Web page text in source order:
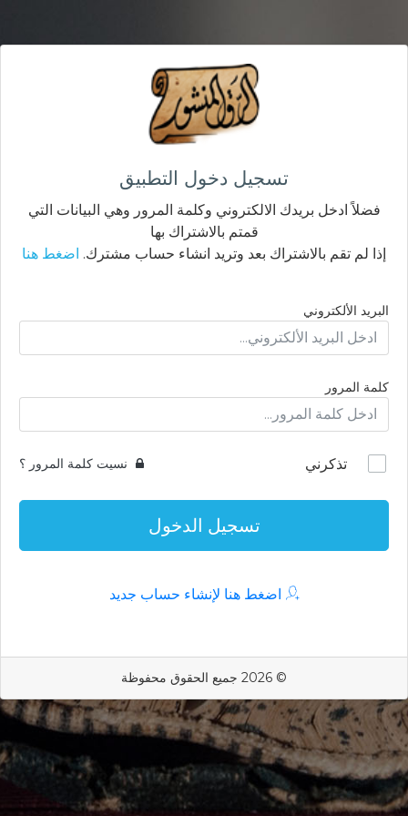
تسجيل دخول التطبيق
فضلاً ادخل بريدك الالكتروني وكلمة المرور وهي البيانات التي
قمتم بالاشتراك بها
إذا لم تقم بالاشتراك بعد وتريد انشاء حساب مشترك. اضغط هنا
البريد الألكتروني
كلمة المرور
تذكرني نسيت كلمة المرور ؟
تسجيل الدخول
اضغط هنا لإنشاء حساب جديد
© 2026 جميع الحقوق محفوظة